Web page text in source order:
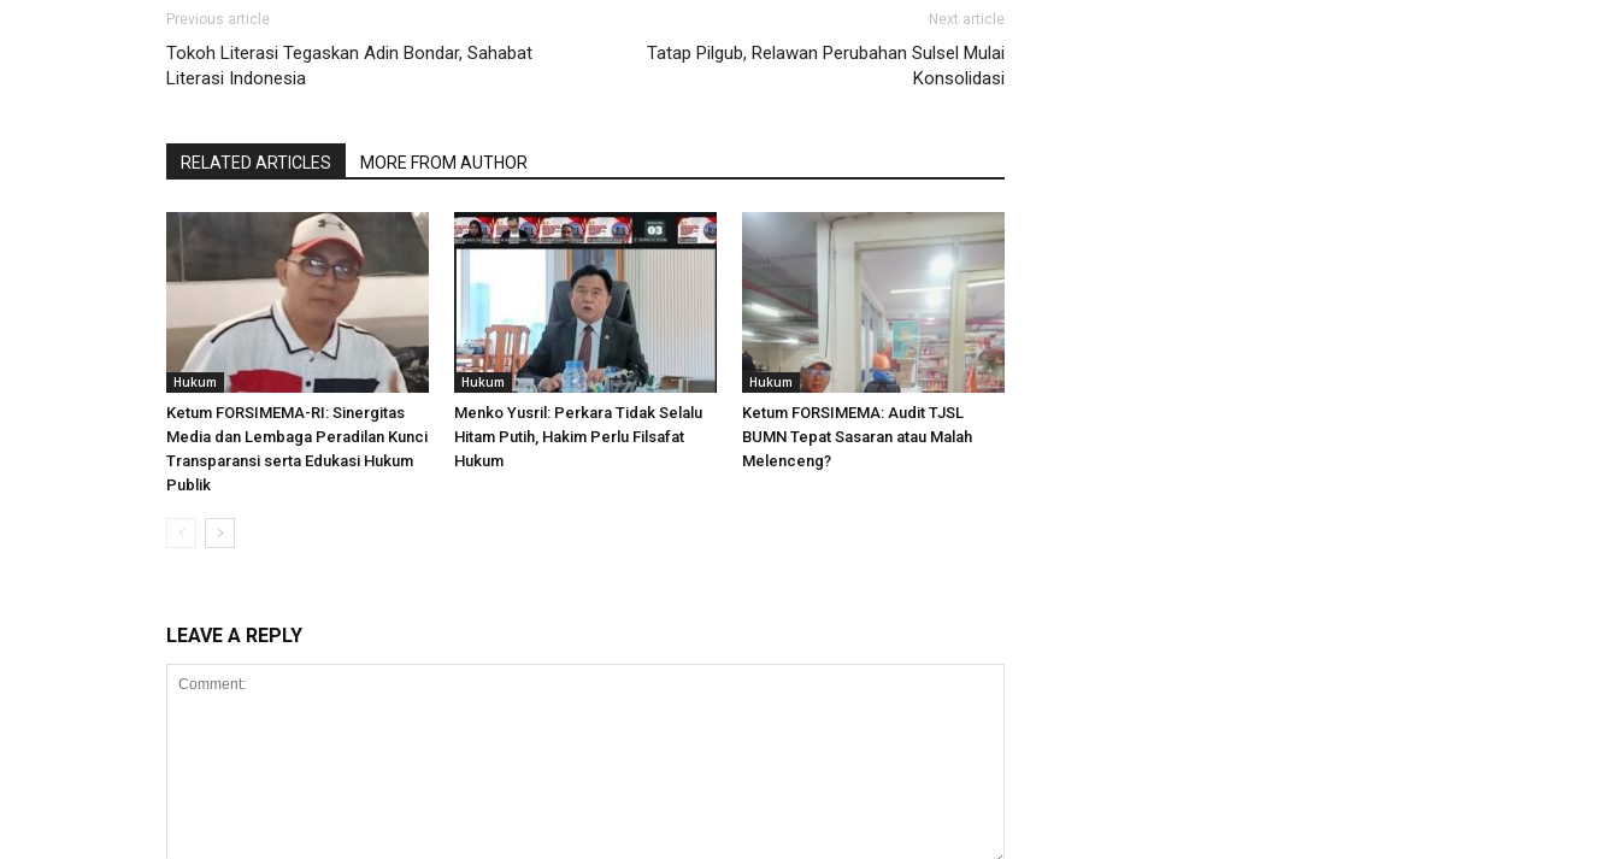
Previous article
Tokoh Literasi Tegaskan Adin Bondar, Sahabat
Literasi Indonesia
Next article
Tatap Pilgub, Relawan Perubahan Sulsel Mulai
Konsolidasi
RELATED ARTICLES MORE FROM AUTHOR
Hukum
Ketum FORSIMEMA-RI: Sinergitas
Media dan Lembaga Peradilan Kunci
Transparansi serta Edukasi Hukum
Publik
Hukum
Menko Yusril: Perkara Tidak Selalu
Hitam Putih, Hakim Perlu Filsafat
Hukum
Hukum
Ketum FORSIMEMA: Audit TJSL
BUMN Tepat Sasaran atau Malah
Melenceng?
LEAVE A REPLY